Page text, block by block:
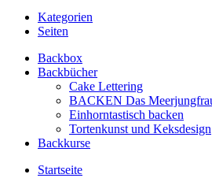
Kategorien
Seiten
Backbox
Backbücher
Cake Lettering
BACKEN Das
Einhorntastisch backen
Tortenkunst und Keksdesign
Backkurse
Startseite